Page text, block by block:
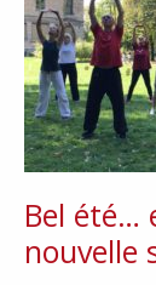
Bel été…
nouvelle